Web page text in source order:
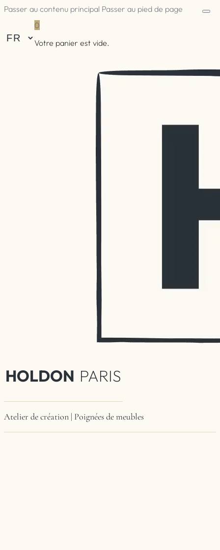
Passer au contenu principal Passer au pied de page
0
Votre panier est vide.
HOLDON PARIS
Atelier de création | Poignées de meubles